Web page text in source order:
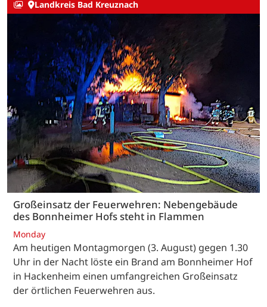
Landkreis Bad Kreuznach
Großeinsatz der Feuerwehren: Nebengebäude
des Bonnheimer Hofs steht in Flammen
Monday
Am heutigen Montagmorgen (3. August) gegen 1.30
Uhr in der Nacht löste ein Brand am Bonnheimer Hof
in Hackenheim einen umfangreichen Großeinsatz
der örtlichen Feuerwehren aus.